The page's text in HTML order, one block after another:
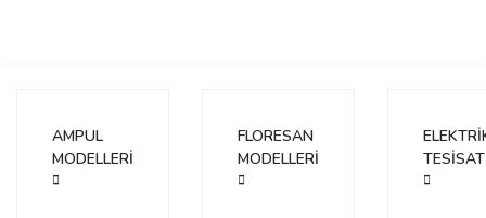
AMPUL
MODELLERİ
FLORESAN
MODELLERİ
TESİSAT